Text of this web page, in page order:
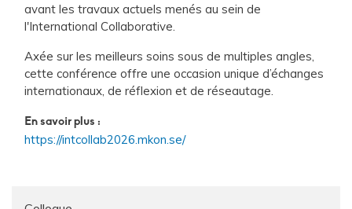
avant les travaux actuels menés au sein de
l'International Collaborative.
Axée sur les meilleurs soins sous de multiples angles,
cette conférence offre une occasion unique d’échanges
internationaux, de réflexion et de réseautage.
En savoir plus :
https://intcollab2026.mkon.se/